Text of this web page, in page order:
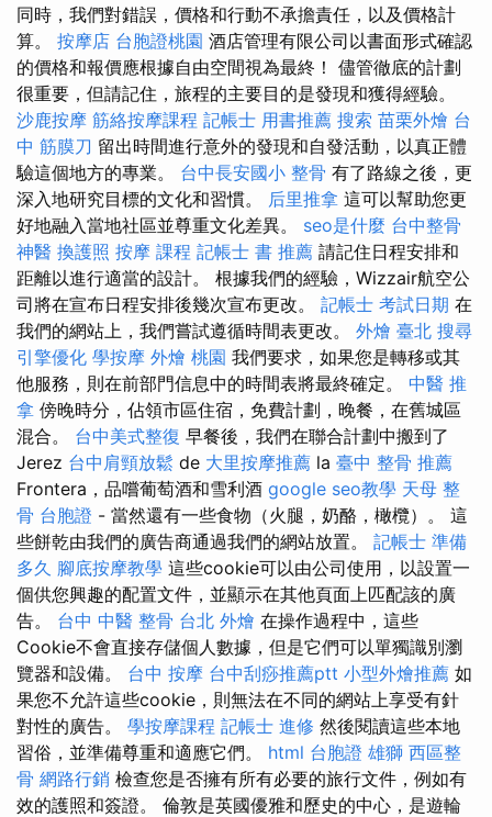
同時，我們對錯誤，價格和行動不承擔責任，以及價格計
算。 按摩店 台胞證桃園 酒店管理有限公司以書面形式確認
的價格和報價應根據自由空間視為最終！ 儘管徹底的計劃
很重要，但請記住，旅程的主要目的是發現和獲得經驗。
沙鹿按摩 筋絡按摩課程 記帳士 用書推薦 搜索 苗栗外燴 台
中 筋膜刀 留出時間進行意外的發現和自發活動，以真正體
驗這個地方的專業。 台中長安國小 整骨 有了路線之後，更
深入地研究目標的文化和習慣。 后里推拿 這可以幫助您更
好地融入當地社區並尊重文化差異。 seo是什麼 台中整骨
神醫 換護照 按摩 課程 記帳士 書 推薦 請記住日程安排和
距離以進行適當的設計。 根據我們的經驗，Wizzair航空公
司將在宣布日程安排後幾次宣布更改。 記帳士 考試日期 在
我們的網站上，我們嘗試遵循時間表更改。 外燴 臺北 搜尋
引擎優化 學按摩 外燴 桃園 我們要求，如果您是轉移或其
他服務，則在前部門信息中的時間表將最終確定。 中醫 推
拿 傍晚時分，佔領市區住宿，免費計劃，晚餐，在舊城區
混合。 台中美式整復 早餐後，我們在聯合計劃中搬到了
Jerez 台中肩頸放鬆 de 大里按摩推薦 la 臺中 整骨 推薦
Frontera，品嚐葡萄酒和雪利酒 google seo教學 天母 整
骨 台胞證 - 當然還有一些食物（火腿，奶酪，橄欖）。 這
些餅乾由我們的廣告商通過我們的網站放置。 記帳士 準備
多久 腳底按摩教學 這些cookie可以由公司使用，以設置一
個供您興趣的配置文件，並顯示在其他頁面上匹配該的廣
告。 台中 中醫 整骨 台北 外燴 在操作過程中，這些
Cookie不會直接存儲個人數據，但是它們可以單獨識別瀏
覽器和設備。 台中 按摩 台中刮痧推薦ptt 小型外燴推薦 如
果您不允許這些cookie，則無法在不同的網站上享受有針
對性的廣告。 學按摩課程 記帳士 進修 然後閱讀這些本地
習俗，並準備尊重和適應它們。 html 台胞證 雄獅 西區整
骨 網路行銷 檢查您是否擁有所有必要的旅行文件，例如有
效的護照和簽證。 倫敦是英國優雅和歷史的中心，是遊輪